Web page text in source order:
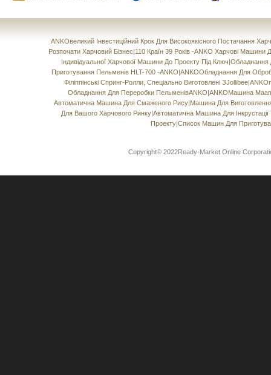
ANKOвеликий Інвестиційний Крок Для Високоякісного Постачання
Розпочати Харчовий Бізнес|110 Країн 39 Років -ANKO Харчові
Індивідуальної Харчової Машини До Проекту Під Ключ|Обладнання
Приготування Пельменів HLT-700 -ANKO|ANKOОбладнання Для
Філіппінські Спринг-Ролли, Спеціально Виготовлені ЗJollibee|
Обладнання Для Переробки ПельменівANKO|ANKOМашина
Автоматична Машина Для Смаженого Рису|Машина Для
Для Вашого Харчового Ринку|Автоматична Машина Для
Проекту|Список Машин Для
Copyright© 2022Ready-Market Online